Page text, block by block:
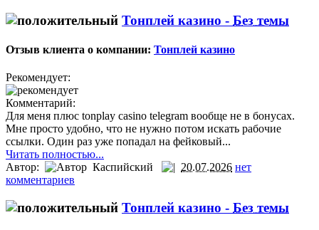
Тонплей казино - Без темы
Отзыв клиента о компании: Тонплей казино
Рекомендует:
Комментарий:
Для меня плюс tonplay casino telegram вообще не в бонусах.
Мне просто удобно, что не нужно потом искать рабочие
ссылки. Один раз уже попадал на фейковый...
Читать полностью...
Автор:
Каспийский 20.07.2026 нет
комментариев
Тонплей казино - Без темы